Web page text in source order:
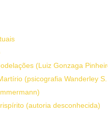
(Luiz Gonzaga
(psicografia Wanderley
(autoria desconhecida)